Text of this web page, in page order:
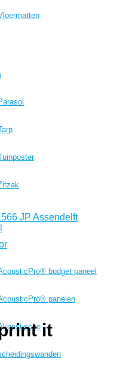
budget paneel
panelen
JP Assendelft
it